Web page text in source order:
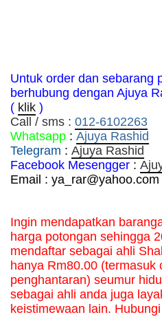
Untuk order dan sebarang
berhubung dengan Ajuya
( klik )
Call / sms : 012-6102263
Whatsapp : Ajuya Rashid
Telegram : Ajuya Rashid
Facebook Mesengger :
Email : ya_rar@yahoo.com
Ingin mendapatkan
harga potongan sehingga
mendaftar sebagai ahli
hanya Rm80.00 (termasuk
penghantaran) seumur
sebagai ahli anda juga
keistimewaan lain.